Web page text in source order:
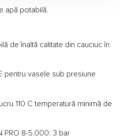
apă potabilă.
de înaltă calitate din cauciuc în
pentru vasele sub presiune
110 C temperatură minimă de
PRO 8-5.000: 3 bar